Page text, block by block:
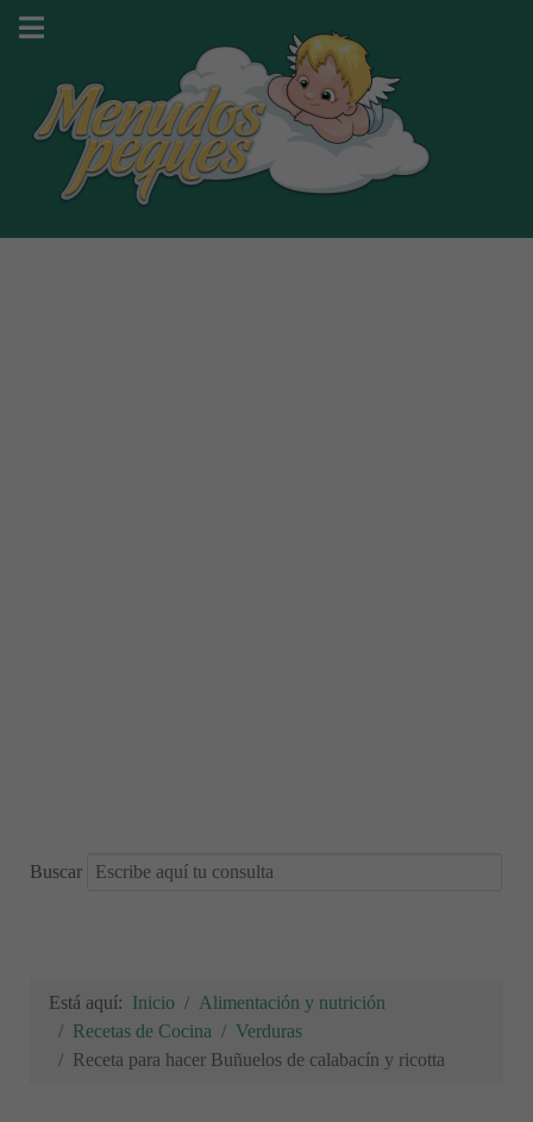
Buscar
Está aquí: Inicio
Alimentación y nutrición
Recetas de Cocina
Verduras
Receta para hacer Buñuelos de calabacín y ricotta